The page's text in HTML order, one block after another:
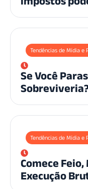
Tendências de Mídia e
Se Você
Tendências de Mídia e
Comece Feio,
Execução